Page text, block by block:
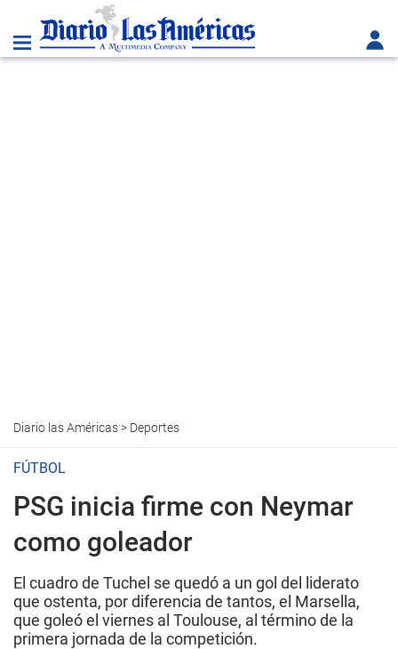
Diario las Américas> Deportes
FÚTBOL
PSG inicia firme con Neymar
como goleador
El cuadro de Tuchel se quedó a un gol del liderato
que ostenta, por diferencia de tantos, el Marsella,
que goleó el viernes al Toulouse, al término de la
primera jornada de la competición.